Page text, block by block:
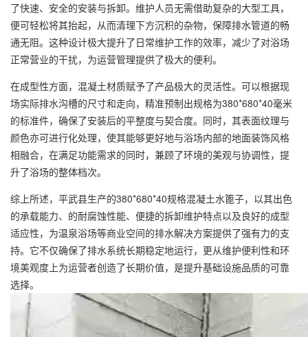
了快速、安全的安装与拆卸。维护人员无需借助复杂的大型工具，
便可轻松将其抬起，从而清理下方沉积的杂物，保障排水管道的畅
通无阻。这种设计极大提升了日常维护工作的效率，减少了对浴场
正常营业的干扰，为运营管理提供了极大的便利。
在成型性方面，混凝土材质赋予了产品极大的灵活性。可以根据现
场实际排水沟槽的尺寸和走向，精准预制出规格为380*680*40毫米
的标准件，确保了安装后的平整度与契合度。同时，其表面纹理与
颜色亦可进行化处理，使其能够更好地与浴场内部的地面装饰风格
相融合，在满足功能需求的同时，兼顾了环境的美观与协调性，提
升了浴场的整体档次。
综上所述，平武县生产的380*680*40规格混凝土水篦子，以其出色
的承载能力、的耐腐蚀性能、便捷的拆卸维护特点以及良好的成型
适应性，为温泉浴场等商业空间的排水解决方案提供了强有力的支
持。它不仅确保了排水系统长期稳定地运行，更从维护便利性和环
境美观度上为运营者创造了长期价值，是提升基础设施品质的可靠
选择。